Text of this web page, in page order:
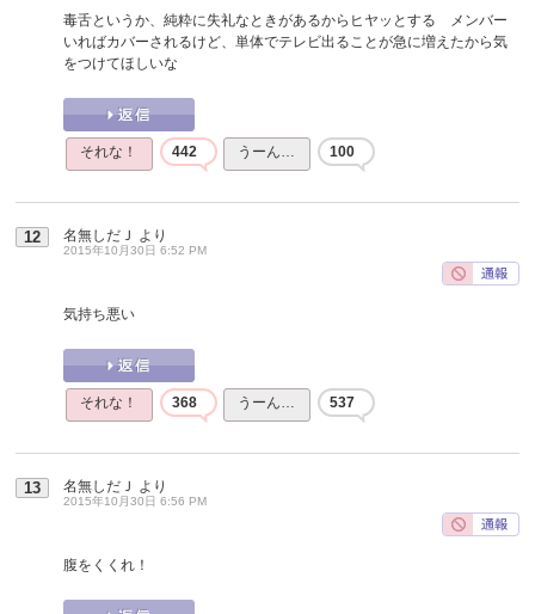
毒舌というか、純粋に失礼なときがあるからヒヤッとする メンバー
いればカバーされるけど、単体でテレビ出ることが急に増えたから気
をつけてほしいな
それな！ 442 うーん… 100
12 名無しだＪ より
2015年10月30日 6:52 PM
気持ち悪い
それな！ 368 うーん… 537
13 名無しだＪ より
2015年10月30日 6:56 PM
腹をくくれ！